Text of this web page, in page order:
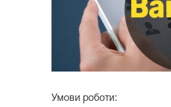
Умови роботи: